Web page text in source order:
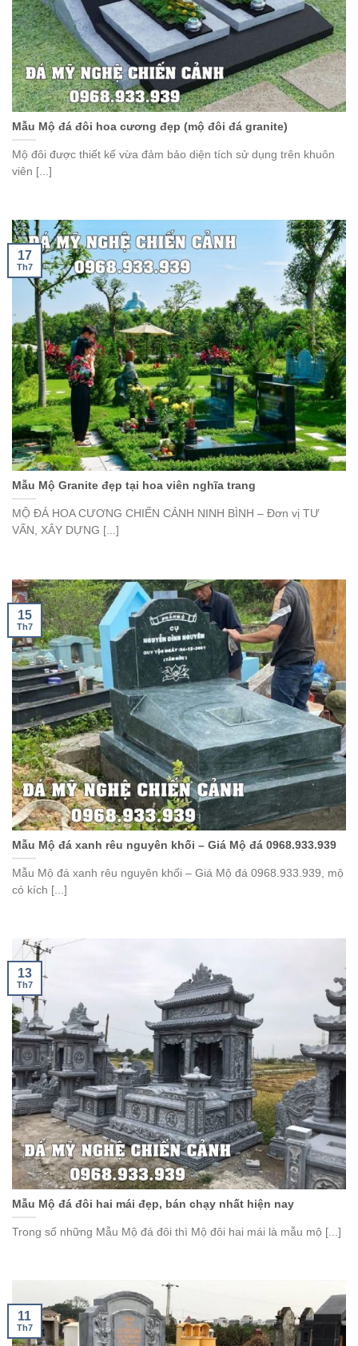
Mẫu Mộ đá đôi hoa cương đẹp (mộ đôi đá granite)
Mộ đôi được thiết kế vừa đảm bảo diện tích sử dụng trên khuôn
viên [...]
Mẫu Mộ Granite đẹp tại hoa viên nghĩa trang
MỘ ĐÁ HOA CƯƠNG CHIẾN CẢNH NINH BÌNH – Đơn vị TƯ
VẤN, XÂY DỰNG [...]
17
Th7
Mẫu Mộ đá xanh rêu nguyên khối – Giá Mộ đá 0968.933.939
Mẫu Mộ đá xanh rêu nguyên khối – Giá Mộ đá 0968.933.939, mộ
có kích [...]
15
Th7
Mẫu Mộ đá đôi hai mái đẹp, bán chạy nhất hiện nay
Trong số những Mẫu Mộ đá đôi thì Mộ đôi hai mái là mẫu mộ [...]
13
Th7
11
Th7